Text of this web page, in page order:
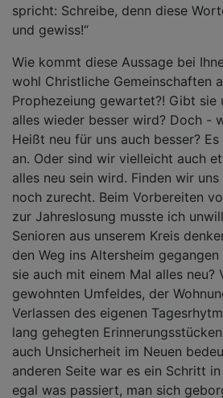
spricht: Schreibe, denn diese
und gewiss!“
Wie kommt diese Aussage bei
wohl Christliche Gemeinschaften
Prophezeiung gewartet?! Gibt sie
alles wieder besser wird? Doch -
Heißt neu für uns auch besser?
an. Oder sind wir vielleicht auch
alles neu sein wird. Finden wir
noch zurecht. Beim Vorbereiten
zur Jahreslosung musste ich
Senioren aus unserem Kreis
den Weg ins Altersheim
sie auch mit einem Mal alles neu?
gewohnten Umfeldes, der
Verlassen des eigenen
lang gehegten
auch Unsicherheit im Neuen
anderen Seite war es ein Schritt
egal was passiert, man sich